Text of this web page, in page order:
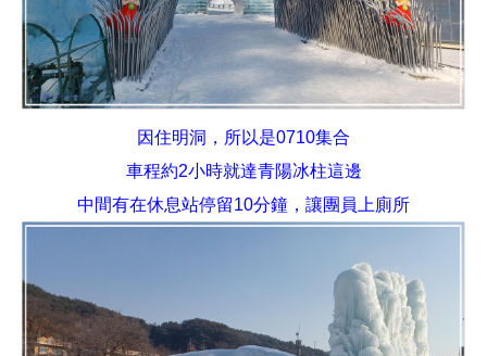
因住明洞 ， 所以是0710集合
車程約2小時就達青陽冰柱這邊
中間有在休息站停留10分鐘 ， 讓團員上廁所